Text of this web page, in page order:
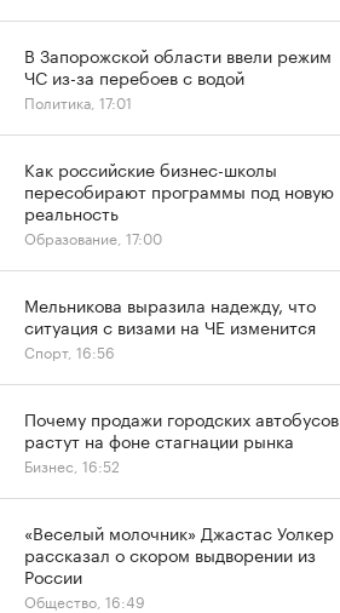
В Запорожской области ввели режим
ЧС из-за перебоев с водой
Политика, 17:01
Как российские бизнес-школы
пересобирают программы под новую
реальность
Образование, 17:00
Мельникова выразила надежду, что
ситуация с визами на ЧЕ изменится
Спорт, 16:56
Почему продажи городских автобусов
растут на фоне стагнации рынка
Бизнес, 16:52
«Веселый молочник» Джастас Уолкер
рассказал о скором выдворении из
России
Общество, 16:49